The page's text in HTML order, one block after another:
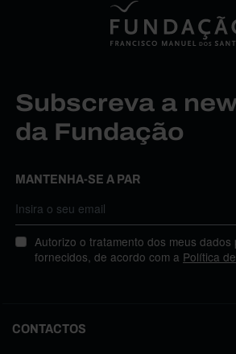
Subscreva a
da Fundação
MANTENHA-SE A PAR
Autorizo o tratamento dos meus dados
fornecidos, de acordo com a Política
CONTACTOS